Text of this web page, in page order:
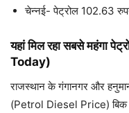
चेन्नई- पेट्रोल 102.63
यहां मिल रहा सबसे महंगा
Today)
राजस्‍थान के गंगानगर और
(Petrol Diesel Price) बिक